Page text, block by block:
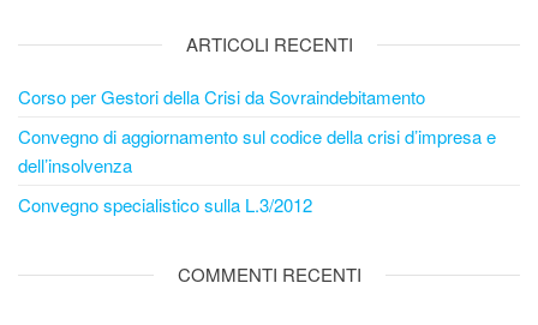
ARTICOLI RECENTI
Corso per Gestori della Crisi da Sovraindebitamento
Convegno di aggiornamento sul codice della crisi d’impresa e
dell’insolvenza
Convegno specialistico sulla L.3/2012
COMMENTI RECENTI